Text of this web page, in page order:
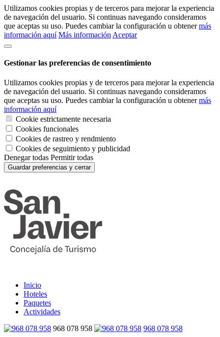
Utilizamos cookies propias y de terceros para mejorar la experiencia
de navegación del usuario. Si continuas navegando consideramos
que aceptas su uso. Puedes cambiar la configuración u obtenermás
información aquí Más información Aceptar
Gestionar las preferencias de consentimiento
Utilizamos cookies propias y de terceros para mejorar la experiencia
de navegación del usuario. Si continuas navegando consideramos
que aceptas su uso. Puedes cambiar la configuración u obtenermás
información aquí
Cookie estrictamente necesaria
Cookies funcionales
Cookies de rastreo y rendmiento
Cookies de seguimiento y publicidad
Denegar todas Permitir todas
Guardar preferencias y cerrar
Inicio
Hoteles
Paquetes
Actividades
968 078 958
968 078 958